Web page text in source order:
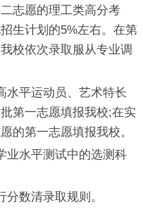
志愿的理工类高分考
生计划的5%左右。在第
校依次录取服从专业调
平运动员、艺术特长
第一志愿填报我校;在实
的第一志愿填报我校。
水平测试中的选测科
数清录取规则。